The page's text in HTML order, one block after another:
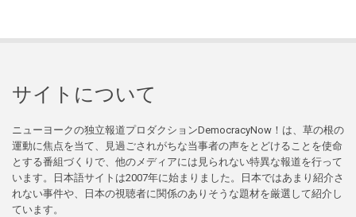
サイトについて
ニューヨークの独立報道プロダクションDemocracyNow！は、草の根の
運動に焦点を当て、見過ごされがちな当事者の声をとどけることを使命
とする番組づくりで、他のメディアには見られない特異な報道を行って
います。日本語サイトは2007年に始まりました。日本ではあまり紹介さ
れない事件や、日本の視聴者に関係のありそうな題材を厳選して紹介し
ています。